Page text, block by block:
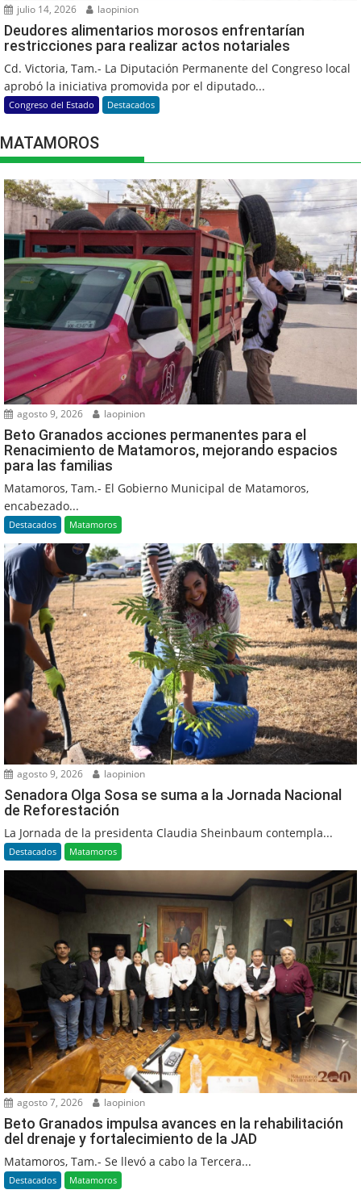
julio 14, 2026 laopinion
Deudores alimentarios morosos enfrentarían
restricciones para realizar actos notariales
Cd. Victoria, Tam.- La Diputación Permanente del Congreso local
aprobó la iniciativa promovida por el diputado...
Congreso del Estado Destacados
MATAMOROS
agosto 9, 2026 laopinion
Beto Granados acciones permanentes para el
Renacimiento de Matamoros, mejorando espacios
para las familias
Matamoros, Tam.- El Gobierno Municipal de Matamoros,
encabezado...
Destacados Matamoros
agosto 9, 2026 laopinion
Senadora Olga Sosa se suma a la Jornada Nacional
de Reforestación
La Jornada de la presidenta Claudia Sheinbaum contempla...
Destacados Matamoros
agosto 7, 2026 laopinion
Beto Granados impulsa avances en la rehabilitación
del drenaje y fortalecimiento de la JAD
Matamoros, Tam.- Se llevó a cabo la Tercera...
Destacados Matamoros